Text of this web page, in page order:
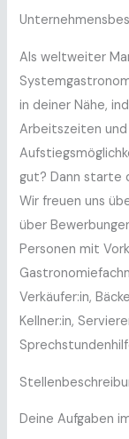
Als weltweiter
in deiner Nähe,
Arbeitszeiten
gut? Dann starte
Wir freuen uns
über
Personen mit
Verkäufer:in,
Kellner:in,
Deine Aufgaben